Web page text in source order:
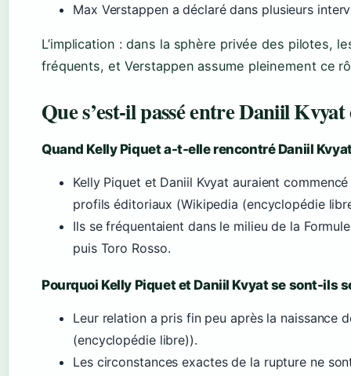
Max Verstappen a déclaré dans plusieurs
L’implication : dans la sphère privée des pilotes,
fréquents, et Verstappen assume pleinement ce
Que s’est-il passé entre Daniil
Quand Kelly Piquet a-t-elle rencontré Daniil
Kelly Piquet et Daniil Kvyat auraient
profils éditoriaux (Wikipedia (encyclopédie
Ils se fréquentaient dans le milieu de la
puis Toro Rosso.
Pourquoi Kelly Piquet et Daniil Kvyat se sont-ils
Leur relation a pris fin peu après la naissance
(encyclopédie libre)).
Les circonstances exactes de la rupture ne